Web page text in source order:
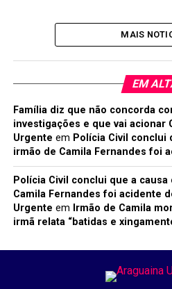
MAIS
EM
Família diz que não concorda
investigações e que vai acionar
Urgente em Polícia Civil conclui
irmão de Camila Fernandes foi
Polícia Civil conclui que a
Camila Fernandes foi acidente
Urgente em Irmão de Camila
irmã relata “batidas e